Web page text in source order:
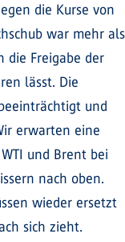
die Kurse von
war mehr als
die Freigabe der
lässt. Die
und
erwarten eine
und Brent bei
nach oben.
wieder ersetzt
sich zieht.